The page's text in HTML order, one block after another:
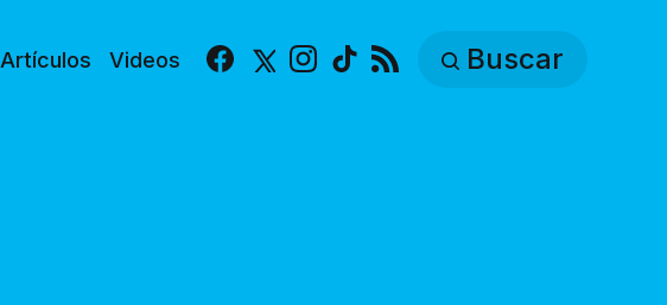
Artículos Videos Facebook
X Instagram
TikTok Buscar